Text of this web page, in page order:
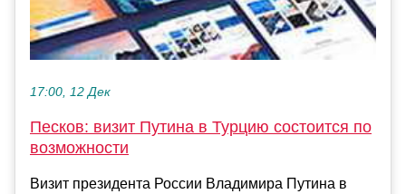
17:00, 12 Дек
Песков: визит Путина в Турцию состоится по
возможности
Визит президента России Владимира Путина в